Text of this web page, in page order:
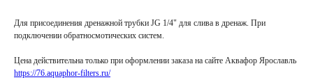
Для присоединения дренажной трубки JG 1/4" для слива в дренаж. При
подключении обратносмотических систем.
Цена действительна только при оформлении заказа на сайте Аквафор Ярославль
https://76.aquaphor-filters.ru/